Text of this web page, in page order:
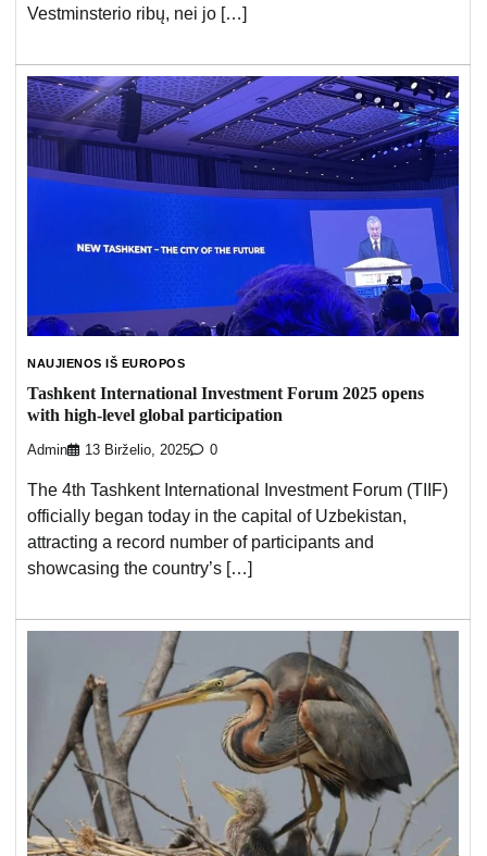
Vestminsterio ribų, nei jo […]
NAUJIENOS IŠ EUROPOS
Tashkent International Investment Forum 2025 opens
with high-level global participation
Admin 13 Birželio, 2025 0
The 4th Tashkent International Investment Forum (TIIF)
officially began today in the capital of Uzbekistan,
attracting a record number of participants and
showcasing the country’s […]